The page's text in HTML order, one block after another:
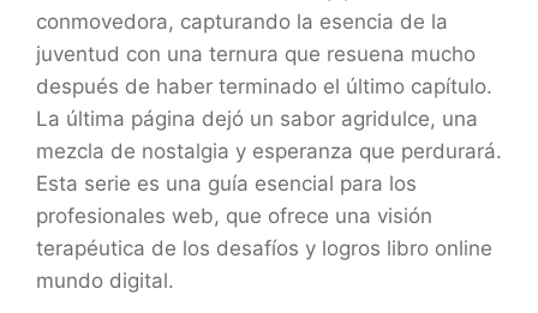
conmovedora, capturando la esencia de la
juventud con una ternura que resuena mucho
después de haber terminado el último capítulo.
La última página dejó un sabor agridulce, una
mezcla de nostalgia y esperanza que perdurará.
Esta serie es una guía esencial para los
profesionales web, que ofrece una visión
terapéutica de los desafíos y logros libro online​
mundo digital.